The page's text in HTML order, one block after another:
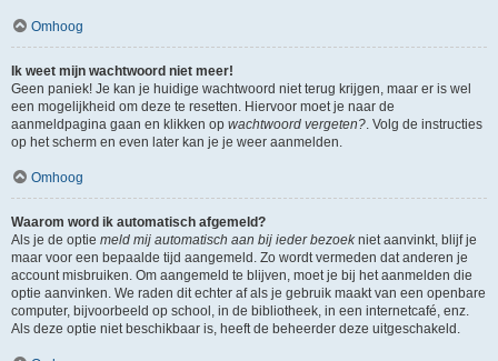
Omhoog
Ik weet mijn wachtwoord niet meer!
Geen paniek! Je kan je huidige wachtwoord niet terug krijgen, maar er is wel
een mogelijkheid om deze te resetten. Hiervoor moet je naar de
aanmeldpagina gaan en klikken op wachtwoord vergeten?. Volg de instructies
op het scherm en even later kan je je weer aanmelden.
Omhoog
Waarom word ik automatisch afgemeld?
Als je de optie meld mij automatisch aan bij ieder bezoekniet aanvinkt, blijf je
maar voor een bepaalde tijd aangemeld. Zo wordt vermeden dat anderen je
account misbruiken. Om aangemeld te blijven, moet je bij het aanmelden die
optie aanvinken. We raden dit echter af als je gebruik maakt van een openbare
computer, bijvoorbeeld op school, in de bibliotheek, in een internetcafé, enz.
Als deze optie niet beschikbaar is, heeft de beheerder deze uitgeschakeld.